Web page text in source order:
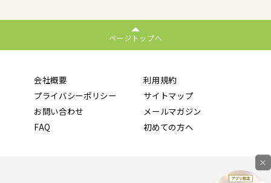
ページトップへ
会社概要
利用規約
プライバシーポリシー
サイトマップ
お問い合わせ
メールマガジン
FAQ
初めての方へ
×